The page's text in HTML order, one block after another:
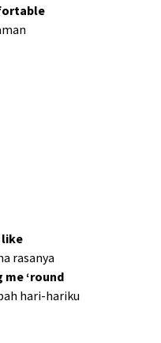
like
rasanya
‘round
hari-hariku